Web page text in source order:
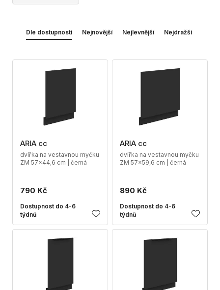
Dle dostupnosti Nejnovější Nejlevnější Nejdražší
ARIA cc
dvířka na vestavnou myčku
ZM 57x44,6 cm | černá
790 Kč
Dostupnost do 4-6
týdnů
ARIA cc
dvířka na vestavnou myčku
ZM 57x59,6 cm | černá
890 Kč
Dostupnost do 4-6
týdnů